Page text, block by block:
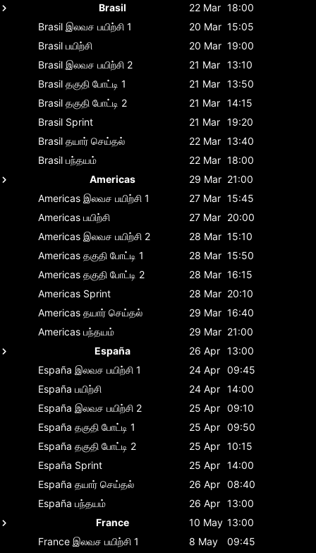
Brasil
22 Mar 18:00
Brasil இலவச பயிற்சி 1 20 Mar 15:05
Brasil பயிற்சி 20 Mar 19:00
Brasil இலவச பயிற்சி 2 21 Mar 13:10
Brasil தகுதி போட்டி 1 21 Mar 13:50
Brasil தகுதி போட்டி 2 21 Mar 14:15
Brasil Sprint 21 Mar 19:20
Brasil தயார் செய்தல் 22 Mar 13:40
Brasil பந்தயம் 22 Mar 18:00
Americas
29 Mar 21:00
Americas இலவச பயிற்சி 1 27 Mar 15:45
Americas பயிற்சி 27 Mar 20:00
Americas இலவச பயிற்சி 2 28 Mar 15:10
Americas தகுதி போட்டி 1 28 Mar 15:50
Americas தகுதி போட்டி 2 28 Mar 16:15
Americas Sprint 28 Mar 20:10
Americas தயார் செய்தல் 29 Mar 16:40
Americas பந்தயம் 29 Mar 21:00
España
26 Apr 13:00
España இலவச பயிற்சி 1 24 Apr 09:45
España பயிற்சி 24 Apr 14:00
España இலவச பயிற்சி 2 25 Apr 09:10
España தகுதி போட்டி 1 25 Apr 09:50
España தகுதி போட்டி 2 25 Apr 10:15
España Sprint 25 Apr 14:00
España தயார் செய்தல் 26 Apr 08:40
España பந்தயம் 26 Apr 13:00
France
10 May 13:00
France இலவச பயிற்சி 1 8 May
09:45